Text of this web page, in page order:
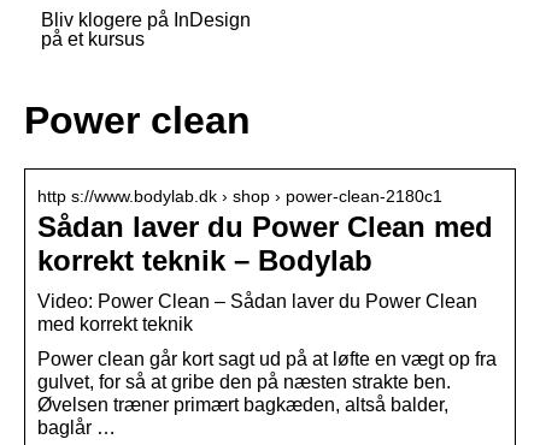
Bliv klogere på InDesign
på et kursus
Power clean
http s://www.bodylab.dk › shop › power-clean-2180c1
Sådan laver du Power Clean med
korrekt teknik – Bodylab
Video: Power Clean – Sådan laver du Power Clean
med korrekt teknik
Power clean går kort sagt ud på at løfte en vægt op fra
gulvet, for så at gribe den på næsten strakte ben.
Øvelsen træner primært bagkæden, altså balder,
baglår …